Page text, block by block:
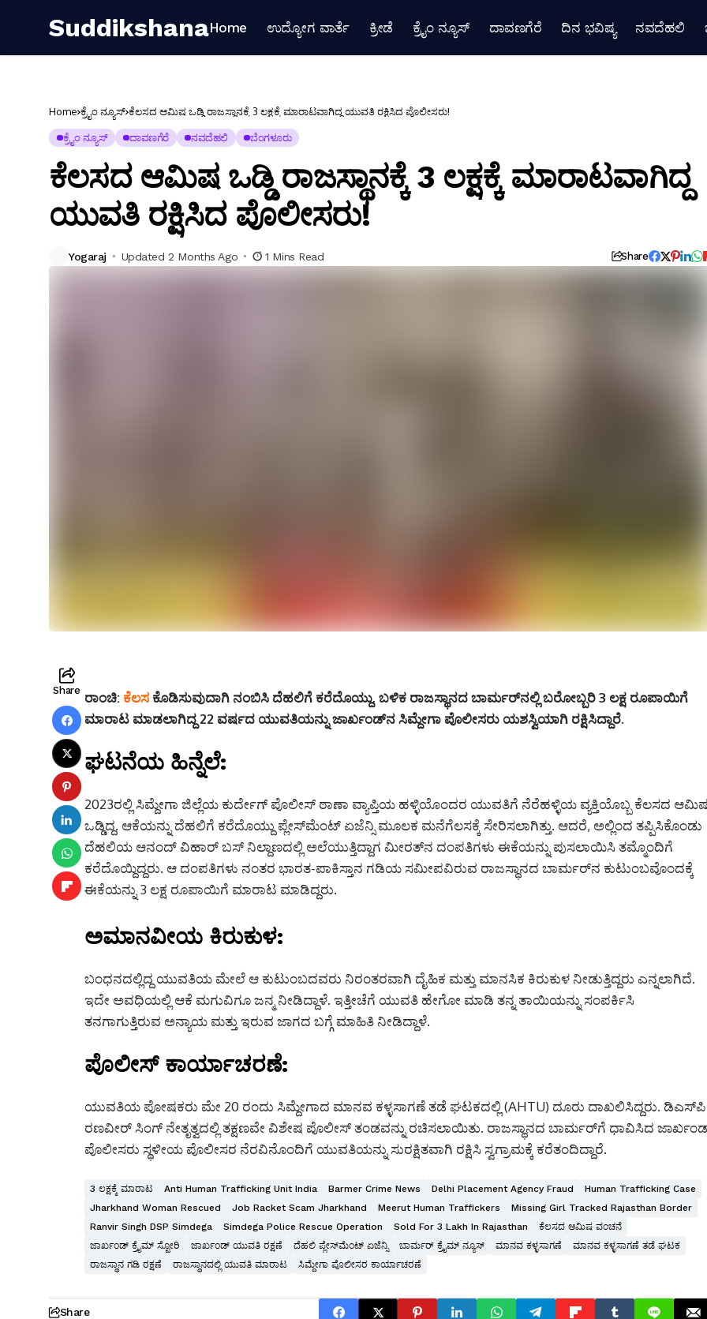
SuddikshanaHome ಉದ್ಯೋಗ ವಾರ್ತೆ ಕ್ರೀಡೆ ಕ್ರೈಂ ನ್ಯೂಸ್ ದಾವಣಗೆರೆ ದಿನ ಭವಿಷ್ಯ ನವದೆಹಲಿ
Home ಕ್ರೈಂ ನ್ಯೂಸ್ ಕೆಲಸದ ಆಮಿಷ ಒಡ್ಡಿ ರಾಜಸ್ಥಾನಕ್ಕೆ 3 ಲಕ್ಷಕ್ಕೆ ಮಾರಾಟವಾಗಿದ್ದ ಯುವತಿ ರಕ್ಷಿಸಿದ ಪೊಲೀಸರು!
ಕ್ರೈಂ ನ್ಯೂಸ್ ದಾವಣಗೆರೆ ನವದೆಹಲಿ ಬೆಂಗಳೂರು
ಕೆಲಸದ ಆಮಿಷ ಒಡ್ಡಿ ರಾಜಸ್ಥಾನಕ್ಕೆ 3 ಲಕ್ಷಕ್ಕೆ ಮಾರಾಟವಾಗಿದ್ದ
ಯುವತಿ ರಕ್ಷಿಸಿದ ಪೊಲೀಸರು!
Yogaraj Updated 2 Months Ago 1 Mins Read Share
Share ರಾಂಚಿ: ಕೆಲಸ ಕೊಡಿಸುವುದಾಗಿ ನಂಬಿಸಿ ದೆಹಲಿಗೆ ಕರೆದೊಯ್ದು, ಬಳಿಕ ರಾಜಸ್ಥಾನದ ಬಾರ್ಮರ್‌ನಲ್ಲಿ ಬರೋಬ್ಬರಿ 3 ಲಕ್ಷ ರೂಪಾಯಿಗೆ
ಮಾರಾಟ ಮಾಡಲಾಗಿದ್ದ 22 ವರ್ಷದ ಯುವತಿಯನ್ನು ಜಾರ್ಖಂಡ್‌ನ ಸಿಮ್ದೇಗಾ ಪೊಲೀಸರು ಯಶಸ್ವಿಯಾಗಿ ರಕ್ಷಿಸಿದ್ದಾರೆ.
ಘಟನೆಯ ಹಿನ್ನೆಲೆ:
2023ರಲ್ಲಿ ಸಿಮ್ದೇಗಾ ಜಿಲ್ಲೆಯ ಕುರ್ದೇಗ್ ಪೊಲೀಸ್ ಠಾಣಾ ವ್ಯಾಪ್ತಿಯ ಹಳ್ಳಿಯೊಂದರ ಯುವತಿಗೆ ನೆರೆಹಳ್ಳಿಯ ವ್ಯಕ್ತಿಯೊಬ್ಬ ಕೆಲಸದ
ಒಡ್ಡಿದ್ದ. ಆಕೆಯನ್ನು ದೆಹಲಿಗೆ ಕರೆದೊಯ್ದು ಪ್ಲೇಸ್‌ಮೆಂಟ್ ಏಜೆನ್ಸಿ ಮೂಲಕ ಮನೆಗೆಲಸಕ್ಕೆ ಸೇರಿಸಲಾಗಿತ್ತು. ಆದರೆ, ಅಲ್ಲಿಂದ ತಪ್ಪಿಸಿಕೊಂಡು
ದೆಹಲಿಯ ಆನಂದ್ ವಿಹಾರ್ ಬಸ್ ನಿಲ್ದಾಣದಲ್ಲಿ ಅಲೆಯುತ್ತಿದ್ದಾಗ ಮೀರತ್‌ನ ದಂಪತಿಗಳು ಈಕೆಯನ್ನು ಪುಸಲಾಯಿಸಿ ತಮ್ಮೊಂದಿಗೆ
ಕರೆದೊಯ್ದಿದ್ದರು. ಆ ದಂಪತಿಗಳು ನಂತರ ಭಾರತ-ಪಾಕಿಸ್ತಾನ ಗಡಿಯ ಸಮೀಪವಿರುವ ರಾಜಸ್ಥಾನದ ಬಾರ್ಮರ್‌ನ ಕುಟುಂಬವೊಂದಕ್ಕೆ
ಈಕೆಯನ್ನು 3 ಲಕ್ಷ ರೂಪಾಯಿಗೆ ಮಾರಾಟ ಮಾಡಿದ್ದರು.
ಅಮಾನವೀಯ ಕಿರುಕುಳ:
ಬಂಧನದಲ್ಲಿದ್ದ ಯುವತಿಯ ಮೇಲೆ ಆ ಕುಟುಂಬದವರು ನಿರಂತರವಾಗಿ ದೈಹಿಕ ಮತ್ತು ಮಾನಸಿಕ ಕಿರುಕುಳ ನೀಡುತ್ತಿದ್ದರು ಎನ್ನಲಾಗಿದೆ.
ಇದೇ ಅವಧಿಯಲ್ಲಿ ಆಕೆ ಮಗುವಿಗೂ ಜನ್ಮ ನೀಡಿದ್ದಾಳೆ. ಇತ್ತೀಚೆಗೆ ಯುವತಿ ಹೇಗೋ ಮಾಡಿ ತನ್ನ ತಾಯಿಯನ್ನು ಸಂಪರ್ಕಿಸಿ
ತನಗಾಗುತ್ತಿರುವ ಅನ್ಯಾಯ ಮತ್ತು ಇರುವ ಜಾಗದ ಬಗ್ಗೆ ಮಾಹಿತಿ ನೀಡಿದ್ದಾಳೆ.
ಪೊಲೀಸ್ ಕಾರ್ಯಾಚರಣೆ:
ಯುವತಿಯ ಪೋಷಕರು ಮೇ 20 ರಂದು ಸಿಮ್ದೇಗಾದ ಮಾನವ ಕಳ್ಳಸಾಗಣೆ ತಡೆ ಘಟಕದಲ್ಲಿ (AHTU) ದೂರು ದಾಖಲಿಸಿದ್ದರು. ಡಿಎಸ್‌ಪಿ
ರಣವೀರ್ ಸಿಂಗ್ ನೇತೃತ್ವದಲ್ಲಿ ತಕ್ಷಣವೇ ವಿಶೇಷ ಪೊಲೀಸ್ ತಂಡವನ್ನು ರಚಿಸಲಾಯಿತು. ರಾಜಸ್ಥಾನದ ಬಾರ್ಮರ್‌ಗೆ ಧಾವಿಸಿದ
ಪೊಲೀಸರು ಸ್ಥಳೀಯ ಪೊಲೀಸರ ನೆರವಿನೊಂದಿಗೆ ಯುವತಿಯನ್ನು ಸುರಕ್ಷಿತವಾಗಿ ರಕ್ಷಿಸಿ ಸ್ವಗ್ರಾಮಕ್ಕೆ ಕರೆತಂದಿದ್ದಾರೆ.
3 ಲಕ್ಷಕ್ಕೆ ಮಾರಾಟ Anti Human Trafficking Unit India Barmer Crime News Delhi Placement Agency Fraud
Human Trafficking Case
Jharkhand Woman Rescued
Job Racket Scam Jharkhand Meerut Human Traffickers
Missing Girl Tracked Rajasthan Border
Ranvir Singh DSP Simdega
Simdega Police Rescue Operation Sold For 3 Lakh In Rajasthan
ಕೆಲಸದ ಆಮಿಷ ವಂಚನೆ
ಜಾರ್ಖಂಡ್ ಕ್ರೈಮ್ ಸ್ಟೋರಿ
ಜಾರ್ಖಂಡ್ ಯುವತಿ ರಕ್ಷಣೆ ದೆಹಲಿ ಪ್ಲೇಸ್‌ಮೆಂಟ್ ಏಜೆನ್ಸಿ ಬಾರ್ಮರ್ ಕ್ರೈಮ್ ನ್ಯೂಸ್ ಮಾನವ ಕಳ್ಳಸಾಗಣೆ
ಮಾನವ ಕಳ್ಳಸಾಗಣೆ ತಡೆ ಘಟಕ
ರಾಜಸ್ಥಾನ ಗಡಿ ರಕ್ಷಣೆ
ರಾಜಸ್ಥಾನದಲ್ಲಿ ಯುವತಿ ಮಾರಾಟ ಸಿಮ್ದೇಗಾ ಪೊಲೀಸರ ಕಾರ್ಯಾಚರಣೆ
Share